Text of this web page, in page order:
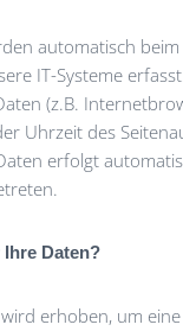
automatisch
IT-Systeme
(z.B.
Uhrzeit des
erfolgt
Daten?
erhoben, um